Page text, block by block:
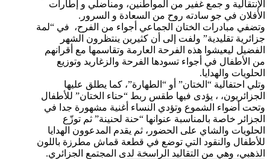
الإنتقالية و جمع غفير من المواطنين، ومناضلي و إطارات
الأفلان في جو سادته روح من السعادة و السرور.
وتضفي مبادرات الختان الجماعي أجواء من الفرح، في “لمة
جزائرية تقليدية” ولفت إلى أن كثيرين ينتظرون الشهر
الفضيل ليعيشوا هذه الفرحة العارمة وتقاسمها مع أقرانهم
من الأطفال في أجواء تسودها الفرحة والزغاريد وتوزيع
الحلويات والهدايا.
وتلي احتفالية “الختان” أو “الطهارة”، كما يطلق عليها
الجزائريون، ، يؤدى فيها طقس ربط “حناء الختان” للأطفال
وتحت أضواء الشموع وتؤدي النساء أغنية مشهورة جدا في
الجزائر خاصة بالمناسبة عنوانها “حنة لحنينة” ثم توزّع
الحلويات والشاي على الحضور، ثم يقدم المدعوون الهدايا
للأطفال والنقود التي توضع في قطعة قماش مطرزة باللون
الذهبي، وهي من التقاليد الراسخة لدى المجتمع الجزائري.